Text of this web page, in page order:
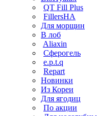
QT Fill Plus
FillersHA
Для морщин
В лоб
Aliaxin
Сферогель
e.p.t.q
Repart
Новинки
Из Кореи
Для ягодиц
По акции